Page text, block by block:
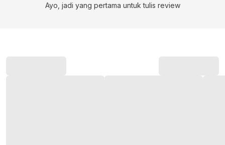
Ayo, jadi yang pertama untuk tulis review